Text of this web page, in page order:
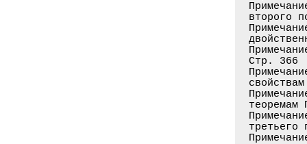
второго
Стр. 366
теоремам
третьего